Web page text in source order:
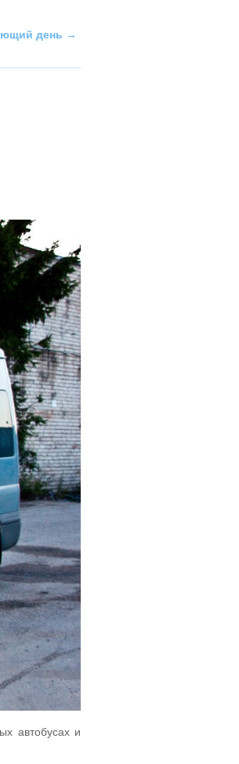
день →
автобусах и